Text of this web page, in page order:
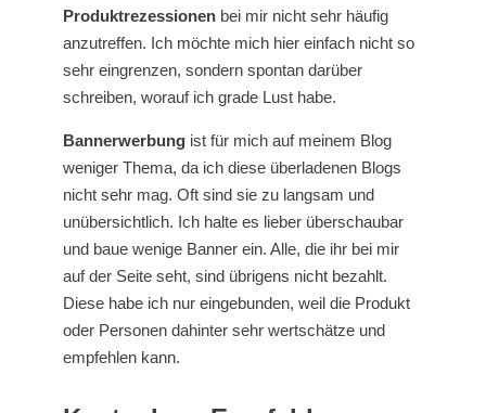
Produktrezessionen bei mir nicht sehr häufig
anzutreffen. Ich möchte mich hier einfach nicht so
sehr eingrenzen, sondern spontan darüber
schreiben, worauf ich grade Lust habe.
Bannerwerbung ist für mich auf meinem Blog
weniger Thema, da ich diese überladenen Blogs
nicht sehr mag. Oft sind sie zu langsam und
unübersichtlich. Ich halte es lieber überschaubar
und baue wenige Banner ein. Alle, die ihr bei mir
auf der Seite seht, sind übrigens nicht bezahlt.
Diese habe ich nur eingebunden, weil die Produkt
oder Personen dahinter sehr wertschätze und
empfehlen kann.